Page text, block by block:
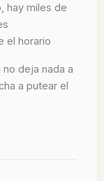
hay miles de
el horario
deja nada a
a putear el